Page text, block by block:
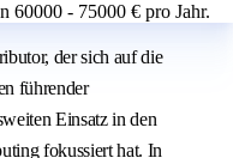
60000 - 75000 € pro Jahr.
der sich auf die
führender
Einsatz in den
fokussiert hat. In